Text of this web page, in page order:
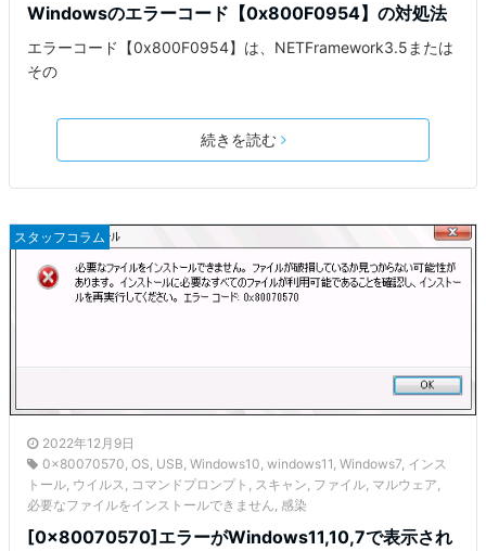
Windowsのエラーコード【0x800F0954】の対処法
エラーコード【0x800F0954】は、NETFramework3.5または
その
続きを読む
スタッフコラム
2022年12月9日
0x80070570 OS USB Windows10 windows11 Windows7 インス
トール ウイルス コマンドプロンプト スキャン ファイル マルウェア
必要なファイルをインストールできません 感染
[0x80070570]エラーがWindows11,10,7で表示され